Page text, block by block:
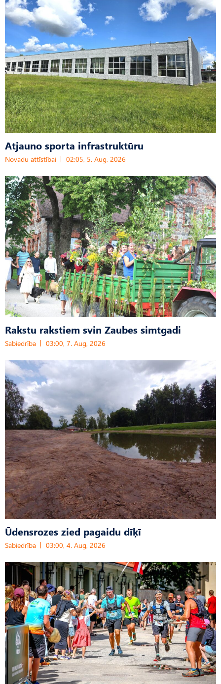
Atjauno sporta infrastruktūru
Novadu attīstībai 02:05, 5. Aug, 2026
Rakstu rakstiem svin Zaubes simtgadi
Sabiedrība 03:00, 7. Aug, 2026
Ūdensrozes zied pagaidu dīķī
Sabiedrība 03:00, 4. Aug, 2026